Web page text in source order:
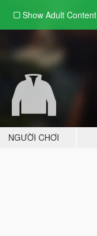
Show Adult Content
NGƯỜI CHƠI